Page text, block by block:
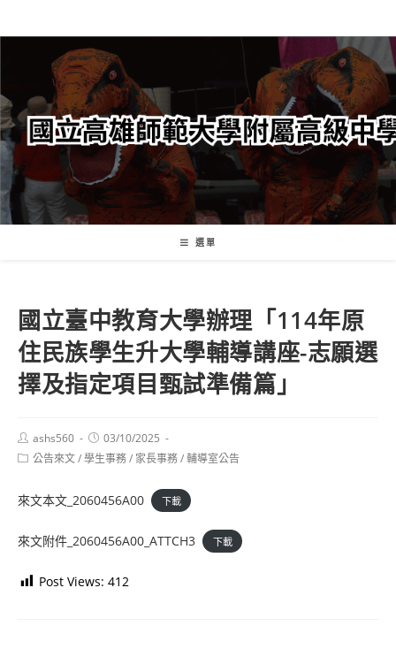
轉
要
內
容
選單
國立臺中教育大學辦理「114年原
住民族學生升大學輔導講座-志願選
擇及指定項目甄試準備篇」
Post
author:
ashs560
Post
published:
03/10/2025
Post公告來文/學生事務/ 家長事務/輔導室公告
來文本文_2060456A00 下載
來文附件_2060456A00_ATTCH3 下載
Post Views: 412